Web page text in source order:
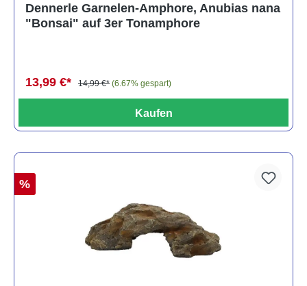
Dennerle Garnelen-Amphore, Anubias nana
"Bonsai" auf 3er Tonamphore
13,99 €* 14,99 €* (6.67% gespart)
Kaufen
%